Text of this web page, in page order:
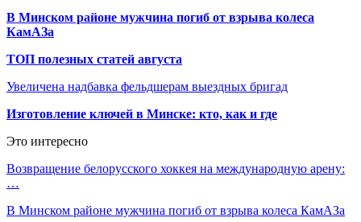
В Минском районе мужчина погиб от взрыва колеса
КамАЗа
ТОП полезных статей августа
Увеличена надбавка фельдшерам выездных бригад
Изготовление ключей в Минске: кто, как и где
Это интересно
Возвращение белорусского хоккея на международную арену:
…
В Минском районе мужчина погиб от взрыва колеса КамАЗа